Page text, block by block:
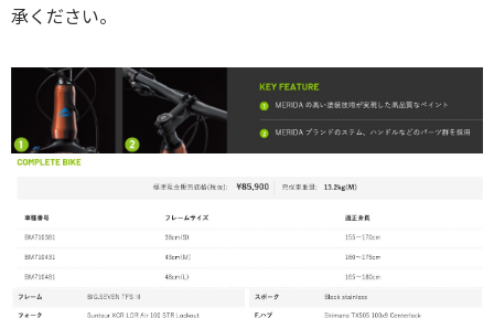
承ください。